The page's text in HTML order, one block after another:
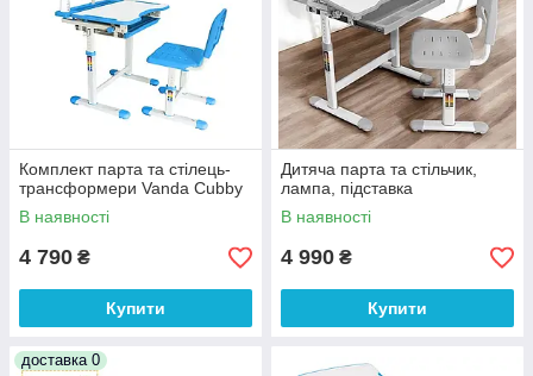
Комплект парта та стілець-
трансформери Vanda Cubby
В наявності
4 790 ₴
Купити
Дитяча парта та стільчик,
лампа, підставка
В наявності
4 990 ₴
Купити
доставка 0